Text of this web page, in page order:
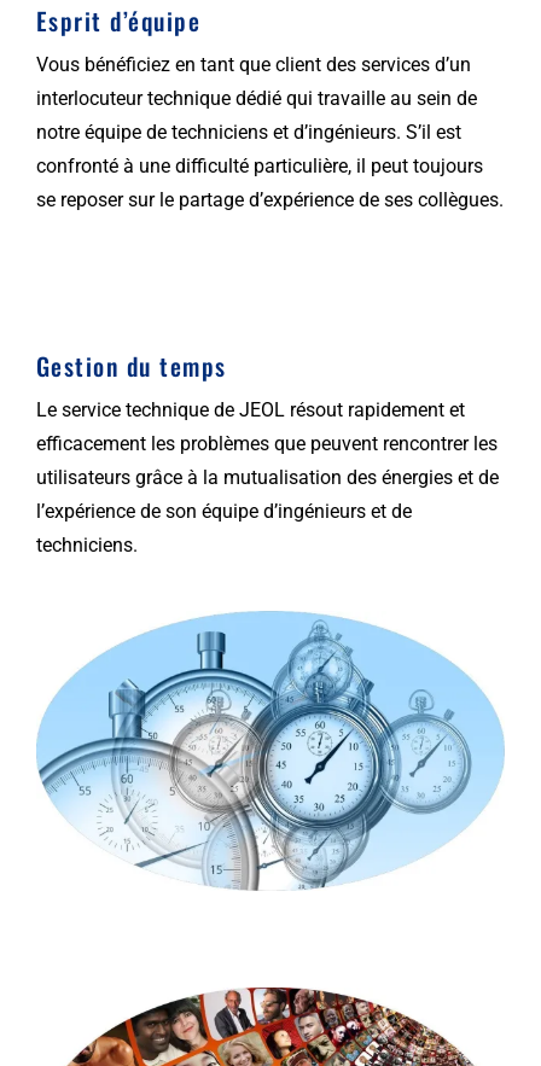
Esprit d’équipe
Vous bénéficiez en tant que client des services d’un
interlocuteur technique dédié qui travaille au sein de
notre équipe de techniciens et d’ingénieurs. S’il est
confronté à une difficulté particulière, il peut toujours
se reposer sur le partage d’expérience de ses collègues.
Gestion du temps
Le service technique de JEOL résout rapidement et
efficacement les problèmes que peuvent rencontrer les
utilisateurs grâce à la mutualisation des énergies et de
l’expérience de son équipe d’ingénieurs et de
techniciens.